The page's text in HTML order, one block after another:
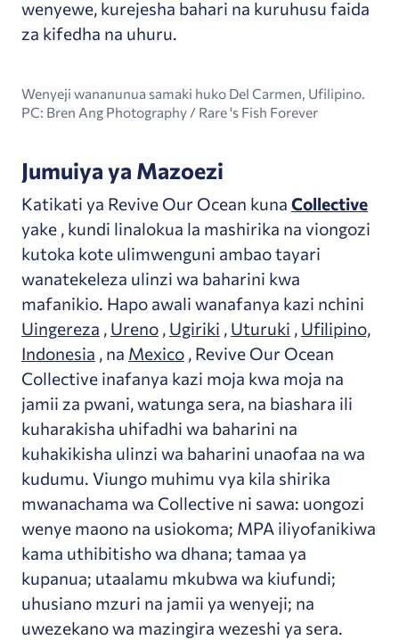
wenyewe, kurejesha bahari na kuruhusu faida
za kifedha na uhuru.
Wenyeji wananunua samaki huko Del Carmen, Ufilipino.
PC: Bren Ang Photography / Rare 's Fish Forever
Jumuiya ya Mazoezi
Katikati ya Revive Our Ocean kuna Collective
yake , kundi linalokua la mashirika na viongozi
kutoka kote ulimwenguni ambao tayari
wanatekeleza ulinzi wa baharini kwa
mafanikio. Hapo awali wanafanya kazi nchini
Uingereza , Ureno , Ugiriki , Uturuki , Ufilipino,
Indonesia , na Mexico , Revive Our Ocean
Collective inafanya kazi moja kwa moja na
jamii za pwani, watunga sera, na biashara ili
kuharakisha uhifadhi wa baharini na
kuhakikisha ulinzi wa baharini unaofaa na wa
kudumu. Viungo muhimu vya kila shirika
mwanachama wa Collective ni sawa: uongozi
wenye maono na usiokoma; MPA iliyofanikiwa
kama uthibitisho wa dhana; tamaa ya
kupanua; utaalamu mkubwa wa kiufundi;
uhusiano mzuri na jamii ya wenyeji; na
uwezekano wa mazingira wezeshi ya sera.